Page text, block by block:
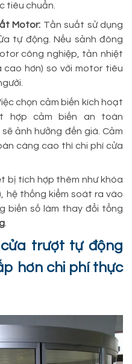
tiêu chuẩn.
Motor: Tần suất sử dụng
tự động. Nếu sảnh đông
công nghiệp, tản nhiệt
cao hơn) so với motor tiêu
chọn cảm biến kích hoạt
hợp cảm biến an toàn
ảnh hưởng đến giá. Cảm
càng cao thì chi phí cửa
bị tích hợp thêm như khóa
hệ thống kiểm soát ra vào
biến số làm thay đổi tổng
trượt tự động
hơn chi phí thực